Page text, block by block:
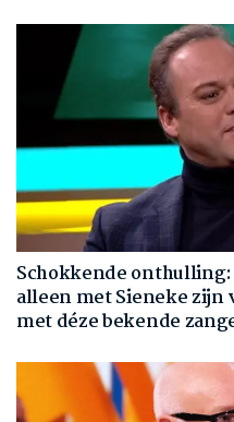
Schokkende
alleen met Sieneke zijn
met déze bekende